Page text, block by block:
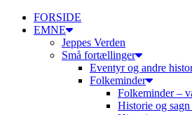
FORSIDE
EMNE
Jeppes Verden
Små fortællinger
Eventyr og andre
Folkeminder
Folkeminder –
Historie og